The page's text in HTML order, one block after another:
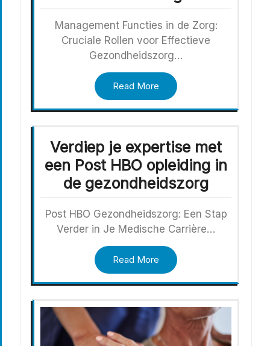
Management Functies in de Zorg:
Cruciale Rollen voor Effectieve
Gezondheidszorg…
Read More
Verdiep je expertise met
een Post HBO opleiding in
de gezondheidszorg
Post HBO Gezondheidszorg: Een Stap
Verder in Je Medische Carrière…
Read More